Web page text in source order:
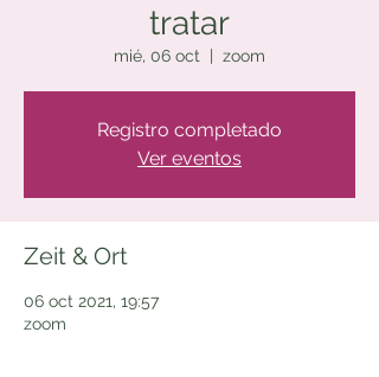
tratar
mié, 06 oct
  |
zoom
Registro completado
Ver eventos
Zeit & Ort
06 oct 2021, 19:57
zoom